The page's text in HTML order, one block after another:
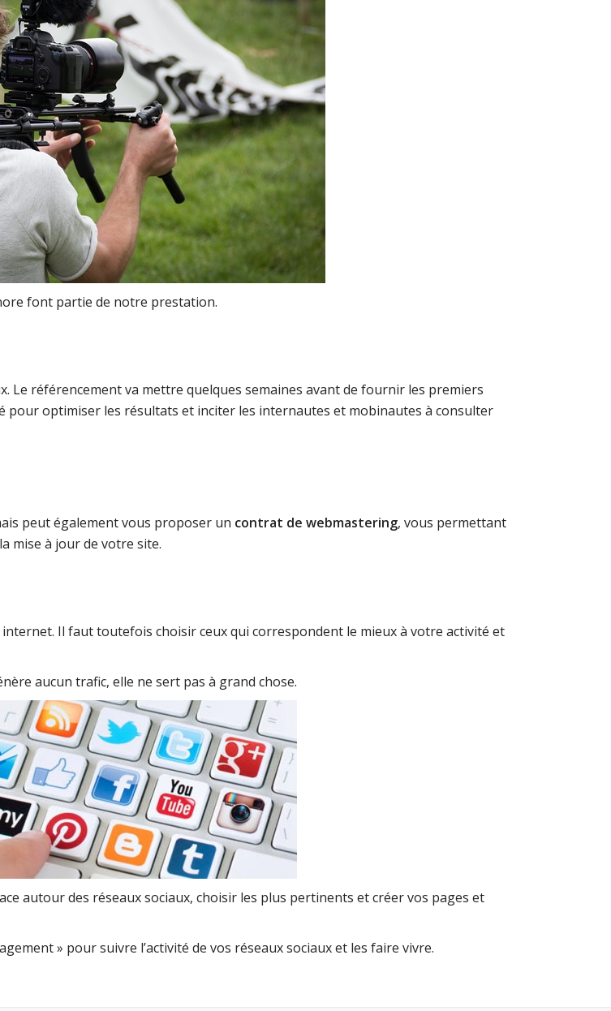
font partie de notre prestation.
Le référencement va mettre quelques semaines avant de fournir les premiers
optimiser les résultats et inciter les internautes et mobinautes à consulter
peut également vous proposer un contrat de webmastering, vous permettant
mise à jour de votre site.
Il faut toutefois choisir ceux qui correspondent le mieux à votre activité et
aucun trafic, elle ne sert pas à grand chose.
autour des réseaux sociaux, choisir les plus pertinents et créer vos pages et
» pour suivre l’activité de vos réseaux sociaux et les faire vivre.